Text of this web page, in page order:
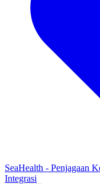
SeaHealth - Penjagaan
Integrasi